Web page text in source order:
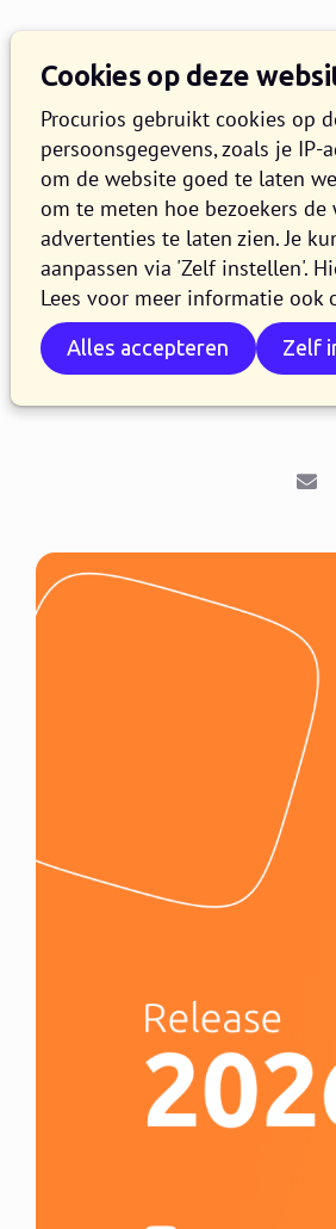
Cookies op deze
Procurios gebruikt cookies op
persoonsgegevens, zoals je
om de website goed te laten
om te meten hoe bezoekers
advertenties te laten zien. Je
aanpassen via 'Zelf instellen'.
Lees voor meer informatie ook
Alles accepteren Zelf
5
In
E-